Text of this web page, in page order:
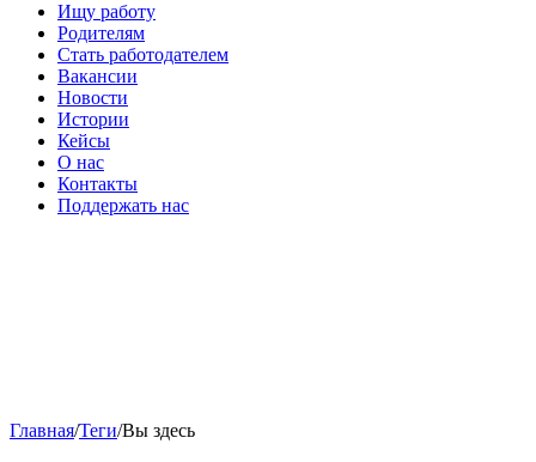
Ищу работу
Родителям
Стать работодателем
Вакансии
Новости
Истории
Кейсы
О нас
Контакты
Поддержать нас
Главная/Теги/Вы здесь